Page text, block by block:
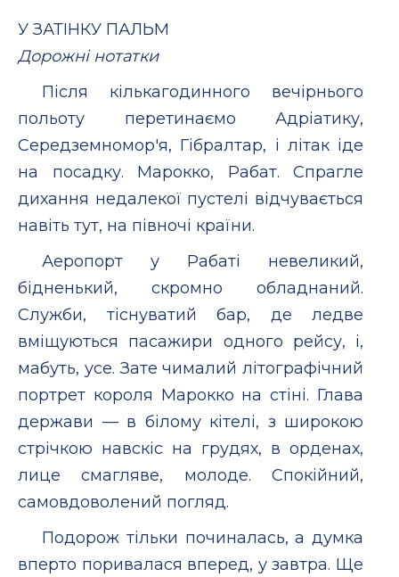
У ЗАТІНКУ ПАЛЬМ
Дорожні нотатки
Пiсля кiлькагодинного вечiрнього
польоту перетинаємо Адрiатику,
Середземномор'я, Гiбралтар, i лiтак iде
на посадку. Марокко, Рабат. Спрагле
дихання недалекої пустелi вiдчувається
навiть тут, на пiвночi країни.
Аеропорт у Рабатi невеликий,
бiдненький, скромно обладнаний.
Служби, тiснуватий бар, де ледве
вмiщуються пасажири одного рейсу, i,
мабуть, усе. Зате чималий лiтографiчний
портрет короля Марокко на стiнi. Глава
держави — в бiлому кiтелi, з широкою
стрiчкою навскiс на грудях, в орденах,
лице смагляве, молоде. Спокiйний,
самовдоволений погляд.
Подорож тiльки починалась, а думка
вперто поривалася вперед, у завтра. Ще